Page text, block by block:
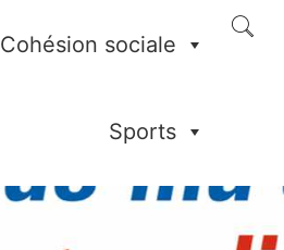
Cohésion sociale
Sports